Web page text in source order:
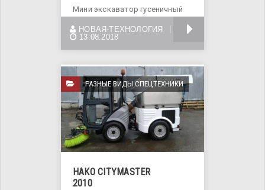
Мини экскаватор гусеничный
2012.
НОВАЯ-ТЕХНОЛОГИЯ
13.08.2018
РАЗНЫЕ ВИДЫ СПЕЦТЕХНИКИ
HAKO СITYMASTER
2010